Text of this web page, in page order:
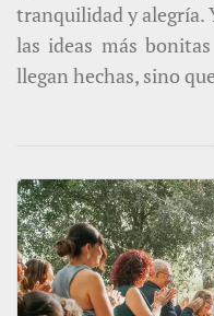
tranquilidad y alegría.
las ideas más
llegan hechas, sino